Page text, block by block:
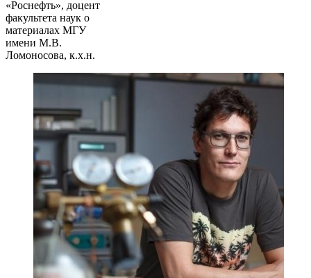
«Роснефть», доцент
факультета наук о
материалах МГУ
имени М.В.
Ломоносова, к.х.н.